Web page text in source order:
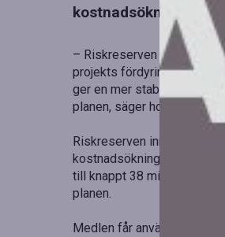
kostnadsökningar
– Riskreserven ger bättre
projekts fördyringar
ger en mer stabil och
planen, säger hon.
Riskreserven innebär att
kostnadsökningar i ett
till knappt 38 miljarder
planen.
Medlen får användas för